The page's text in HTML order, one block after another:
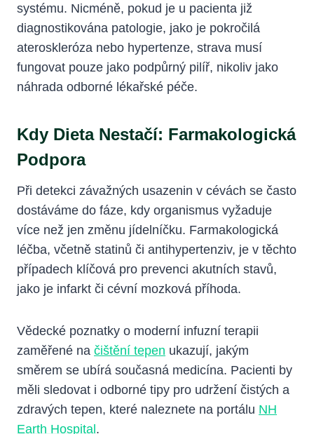
systému. Nicméně, pokud je u pacienta již
diagnostikována patologie, jako je pokročilá
ateroskleróza nebo hypertenze, strava musí
fungovat pouze jako podpůrný pilíř, nikoliv jako
náhrada odborné lékařské péče.
Kdy Dieta Nestačí: Farmakologická
Podpora
Při detekci závažných usazenin v cévách se často
dostáváme do fáze, kdy organismus vyžaduje
více než jen změnu jídelníčku. Farmakologická
léčba, včetně statinů či antihypertenziv, je v těchto
případech klíčová pro prevenci akutních stavů,
jako je infarkt či cévní mozková příhoda.
Vědecké poznatky o moderní infuzní terapii
zaměřené na čištění tepen ukazují, jakým
směrem se ubírá současná medicína. Pacienti by
měli sledovat i odborné tipy pro udržení čistých a
zdravých tepen, které naleznete na portálu NH
Earth Hospital.